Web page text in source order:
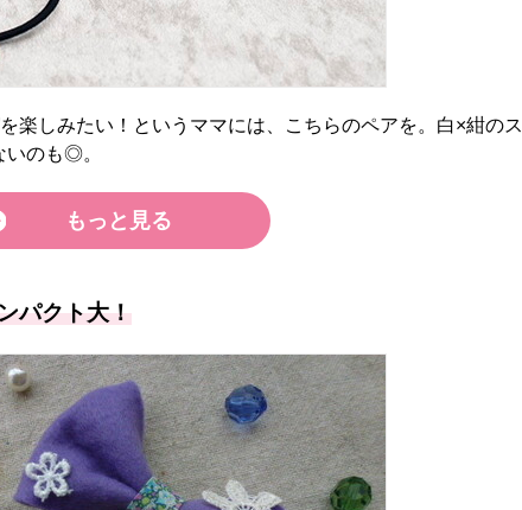
楽しみたい！というママには、こちらのペアを。白×紺のス
いのも◎。
もっと見る
パクト大！